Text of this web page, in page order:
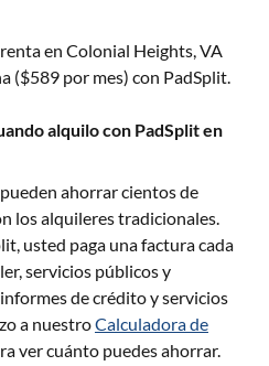
en Colonial Heights, VA
($589 por mes) con PadSplit.
alquilo con PadSplit en
ahorrar cientos de
los alquileres tradicionales.
usted paga una factura cada
servicios públicos y
de crédito y servicios
a nuestroCalculadora de
ver cuánto puedes ahorrar.